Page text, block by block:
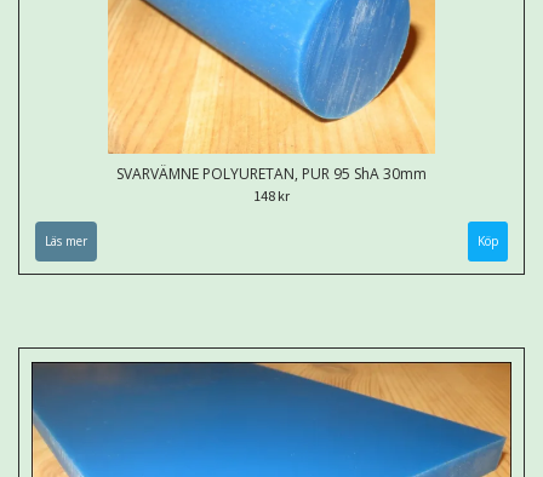
SVARVÄMNE POLYURETAN, PUR 95 ShA 30mm
148 kr
Läs mer Köp